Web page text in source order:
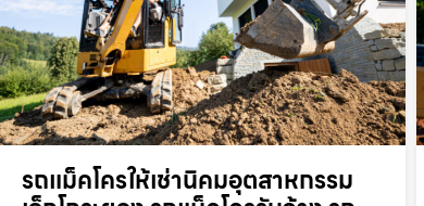
รถแม็คโครให้เช่านิคมอุตสาหกรรม